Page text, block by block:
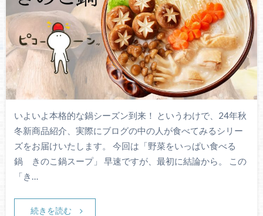
いよいよ本格的な鍋シーズン到来！ というわけで、24年秋
冬新商品紹介、実際にブログの中の人が食べてみるシリー
ズをお届けいたします。 今回は「野菜をいっぱい食べる
鍋 きのこ鍋スープ」 早速ですが、最初に結論から。 この
「き…
続きを読む